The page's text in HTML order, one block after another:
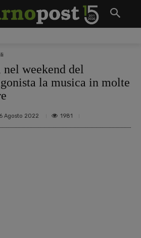
nel weekend del
la musica in molte
Agosto 2022 1981